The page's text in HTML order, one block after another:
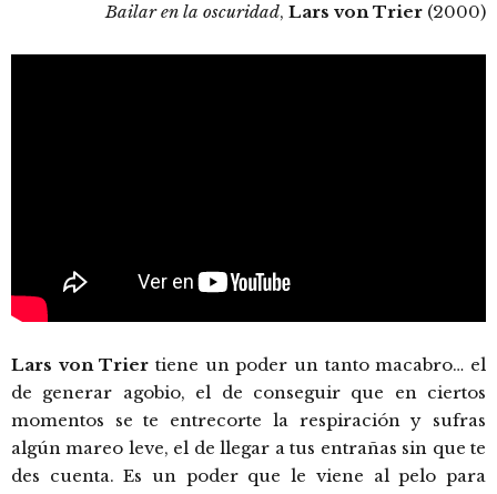
Bailar en la oscuridad, Lars von Trier (2000)
Lars von Trier tiene un poder un tanto macabro… el
de generar agobio, el de conseguir que en ciertos
momentos se te entrecorte la respiración y sufras
algún mareo leve, el de llegar a tus entrañas sin que te
des cuenta. Es un poder que le viene al pelo para